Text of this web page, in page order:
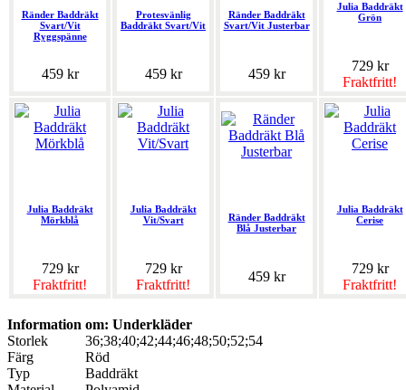
Ränder Baddräkt
Svart/Vit
Ryggspänne
459 kr
Protesvänlig
Baddräkt Svart/Vit
459 kr
Ränder Baddräkt
Svart/Vit Justerbar
459 kr
Julia Baddräkt
Grön
729 kr
Fraktfritt!
Julia Baddräkt
Mörkblå
729 kr
Fraktfritt!
Julia Baddräkt
Vit/Svart
729 kr
Fraktfritt!
Ränder Baddräkt
Blå Justerbar
459 kr
Julia Baddräkt
Cerise
729 kr
Fraktfritt!
Information om: Underkläder
Storlek
36;38;40;42;44;46;48;50;52;54
Färg
Röd
Typ
Baddräkt